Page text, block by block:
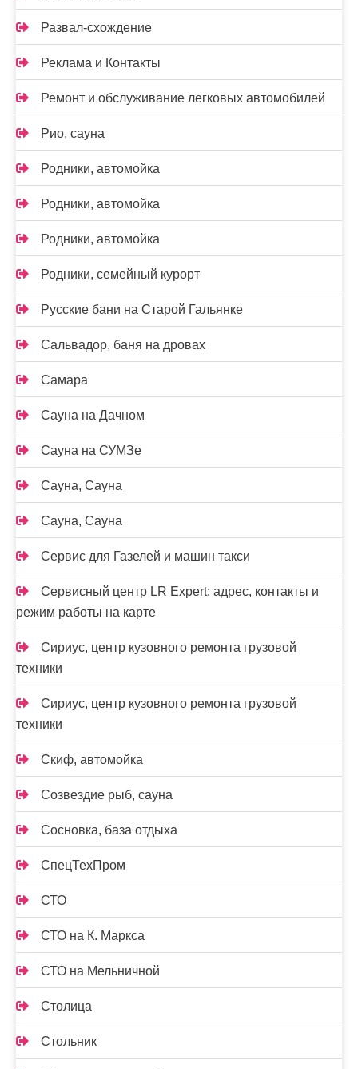
Развал-схождение
Реклама и Контакты
Ремонт и обслуживание легковых автомобилей
Рио, сауна
Родники, автомойка
Родники, автомойка
Родники, автомойка
Родники, семейный курорт
Русские бани на Старой Гальянке
Сальвадор, баня на дровах
Самара
Сауна на Дачном
Сауна на СУМЗе
Сауна, Сауна
Сауна, Сауна
Сервис для Газелей и машин такси
Сервисный центр LR Expert: адрес, контакты и
режим работы на карте
Сириус, центр кузовного ремонта грузовой
техники
Сириус, центр кузовного ремонта грузовой
техники
Скиф, автомойка
Созвездие рыб, сауна
Сосновка, база отдыха
СпецТехПром
СТО
СТО на К. Маркса
СТО на Мельничной
Столица
Стольник